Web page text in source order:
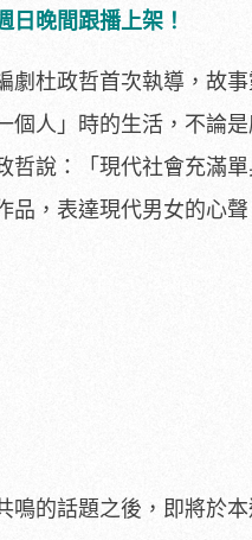
日晚間跟播上架！
劇杜政哲首次執導， 故
個人」時的生活，不論是
哲說：「現代社會充滿單
品， 表達現代男女的心聲
鳴的話題之後， 即將於